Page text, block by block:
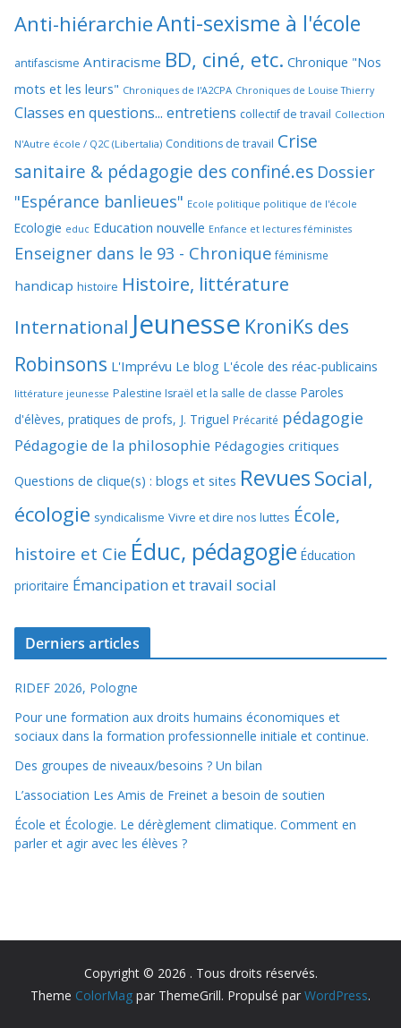
Anti-hiérarchieAnti-sexisme à l'école
antifascisme Antiracisme BD, ciné, etc. Chronique "Nos
mots et les leurs" Chroniques de l'A2CPA Chroniques de Louise Thierry
Classes en questions... entretiens collectif de travail Collection
N'Autre école / Q2C (Libertalia) Conditions de travail Crise
sanitaire & pédagogie des confiné.es Dossier
"Espérance banlieues" Ecole politique politique de l'école
Ecologie educ Education nouvelle Enfance et lectures féministes
Enseigner dans le 93 - Chronique féminisme
handicap histoire Histoire, littérature
International Jeunesse KroniKs des
Robinsons L'Imprévu Le blog L'école des réac-publicains
littérature jeunesse Palestine Israël et la salle de classe Paroles
d'élèves, pratiques de profs, J. Triguel Précarité pédagogie
Pédagogie de la philosophie Pédagogies critiques
Questions de clique(s) : blogs et sites RevuesSocial,
écologie syndicalisme Vivre et dire nos luttes École,
histoire et Cie Éduc, pédagogie Éducation
prioritaire Émancipation et travail social
Derniers articles
RIDEF 2026, Pologne
Pour une formation aux droits humains économiques et
sociaux dans la formation professionnelle initiale et continue.
Des groupes de niveaux/besoins ? Un bilan
L’association Les Amis de Freinet a besoin de soutien
École et Écologie. Le dérèglement climatique. Comment en
parler et agir avec les élèves ?
Copyright © 2026 . Tous droits réservés.
Theme ColorMag par ThemeGrill. Propulsé par WordPress.